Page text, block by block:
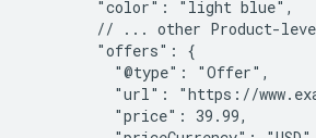
        "color": "light blue",
// ... other Product-
        "offers": {
          "@type": "Offer",
"url": "https://
          "price": 39.99,